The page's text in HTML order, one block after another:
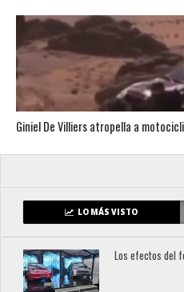
Giniel De Villiers atropella a
LO MÁS VISTO
Los efectos del